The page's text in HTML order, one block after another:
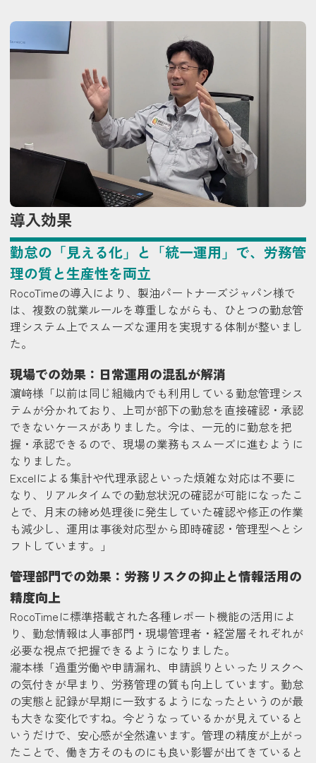
導入効果
勤怠の「見える化」と「統一運用」で、労務管
理の質と生産性を両立
RocoTimeの導入により、製油パートナーズジャパン様で
は、複数の就業ルールを尊重しながらも、ひとつの勤怠管
理システム上でスムーズな運用を実現する体制が整いまし
た。
現場での効果：日常運用の混乱が解消
濵﨑様 「以前は同じ組織内でも利用している勤怠管理シス
テムが分かれており、上司が部下の勤怠を直接確認・承認
できないケースがありました。今は、一元的に勤怠を把
握・承認できるので、現場の業務もスムーズに進むように
なりました。
Excelによる集計や代理承認といった煩雑な対応は不要に
なり、リアルタイムでの勤怠状況の確認が可能になったこ
とで、月末の締め処理後に発生していた確認や修正の作業
も減少し、運用は事後対応型から即時確認・管理型へとシ
フトしています。」
管理部門での効果：労務リスクの抑止と情報活用の
精度向上
RocoTimeに標準搭載された各種レポート機能の活用によ
り、勤怠情報は人事部門・現場管理者・経営層それぞれが
必要な視点で把握できるようになりました。
瀧本様 「過重労働や申請漏れ、申請誤りといったリスクへ
の気付きが早まり、労務管理の質も向上しています。勤怠
の実態と記録が早期に一致するようになったというのが最
も大きな変化ですね。今どうなっているかが見えていると
いうだけで、安心感が全然違います。管理の精度が上がっ
たことで、働き方そのものにも良い影響が出てきていると